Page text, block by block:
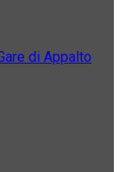
di Appalto